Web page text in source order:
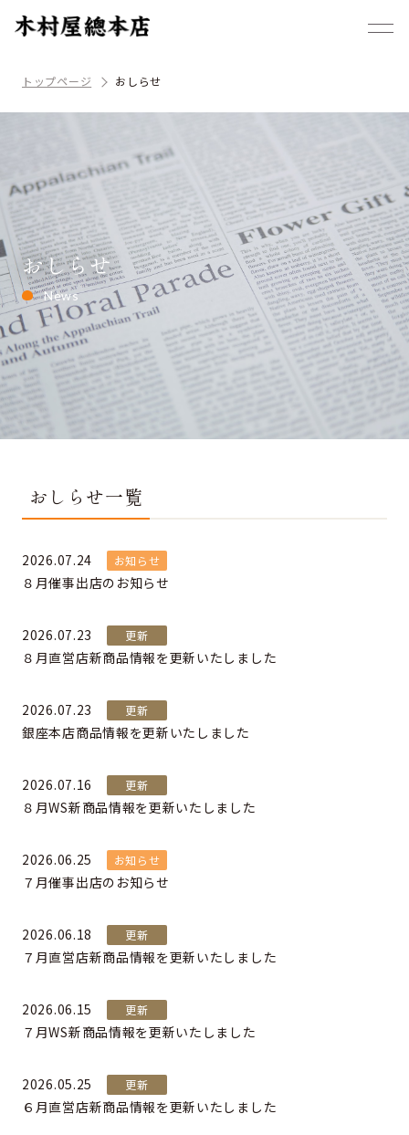
トップページ おしらせ
おしらせ
News
おしらせ一覧
2026.07.24 お知らせ
８月催事出店のお知らせ
2026.07.23 更新
８月直営店新商品情報を更新いたしました
2026.07.23 更新
銀座本店商品情報を更新いたしました
2026.07.16 更新
８月WS新商品情報を更新いたしました
2026.06.25 お知らせ
７月催事出店のお知らせ
2026.06.18 更新
７月直営店新商品情報を更新いたしました
2026.06.15 更新
７月WS新商品情報を更新いたしました
2026.05.25 更新
６月直営店新商品情報を更新いたしました